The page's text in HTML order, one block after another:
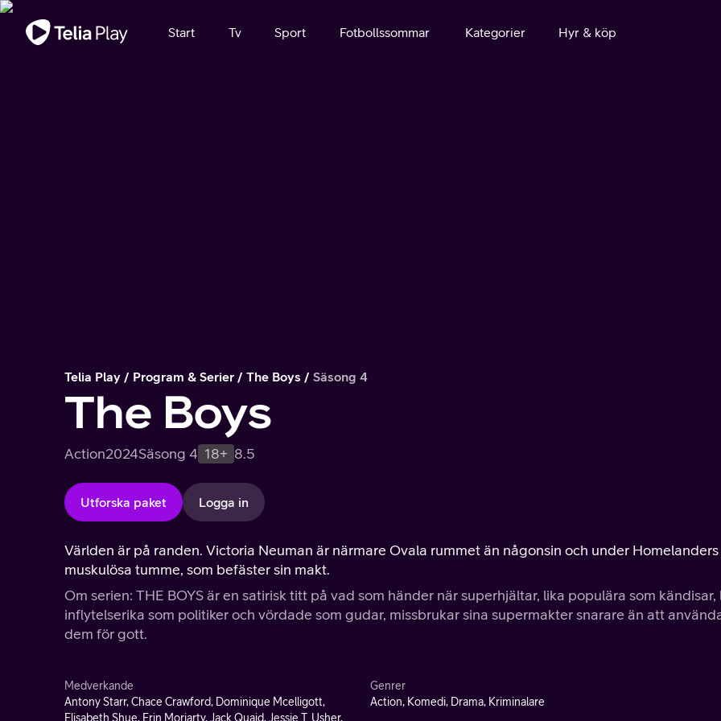
Viktigt meddelande
Start Tv Sport Fotbollssommar Kategorier Hyr & köp
Telia Play Program & Serier The Boys Säsong 4
The Boys
Action2024Säsong 4 18+ 8.5
Utforska paket Logga in
Världen är på randen. Victoria Neuman är närmare Ovala rummet än någonsin och under Homelanders
muskulösa tumme, som befäster sin makt.
Om serien: THE BOYS är en satirisk titt på vad som händer när superhjältar, lika populära som kändisar,
inflytelserika som politiker och vördade som gudar, missbrukar sina supermakter snarare än att
dem för gott.
Medverkande
Antony Starr, Chace Crawford, Dominique Mcelligott,
Elisabeth Shue, Erin Moriarty, Jack Quaid, Jessie T. Usher,
Genrer
Action, Komedi, Drama, Kriminalare